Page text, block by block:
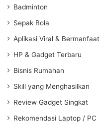
Badminton
Sepak Bola
Aplikasi Viral & Bermanfaat
HP & Gadget Terbaru
Bisnis Rumahan
Skill yang Menghasilkan
Review Gadget Singkat
Rekomendasi Laptop / PC